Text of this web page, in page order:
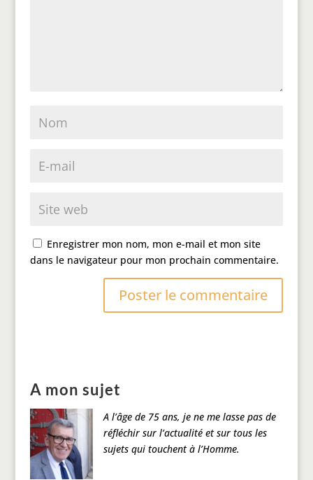
Enregistrer mon nom, mon e-mail et mon site
dans le navigateur pour mon prochain commentaire.
A mon sujet
A l’âge de 75 ans, je ne me lasse pas de
réfléchir sur l’actualité et sur tous les
sujets qui touchent à l’Homme.